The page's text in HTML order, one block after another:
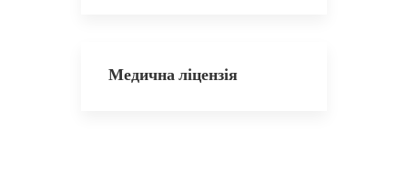
Медична ліцензія